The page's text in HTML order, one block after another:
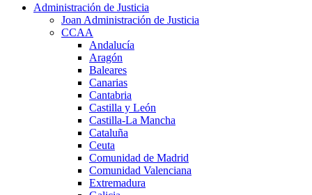
Administración de Justicia
Joan Administración de Justicia
CCAA
Andalucía
Aragón
Baleares
Canarias
Cantabria
Castilla y León
Castilla-La Mancha
Cataluña
Ceuta
Comunidad de Madrid
Comunidad Valenciana
Extremadura